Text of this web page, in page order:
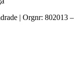
| Orgnr: 802013 –